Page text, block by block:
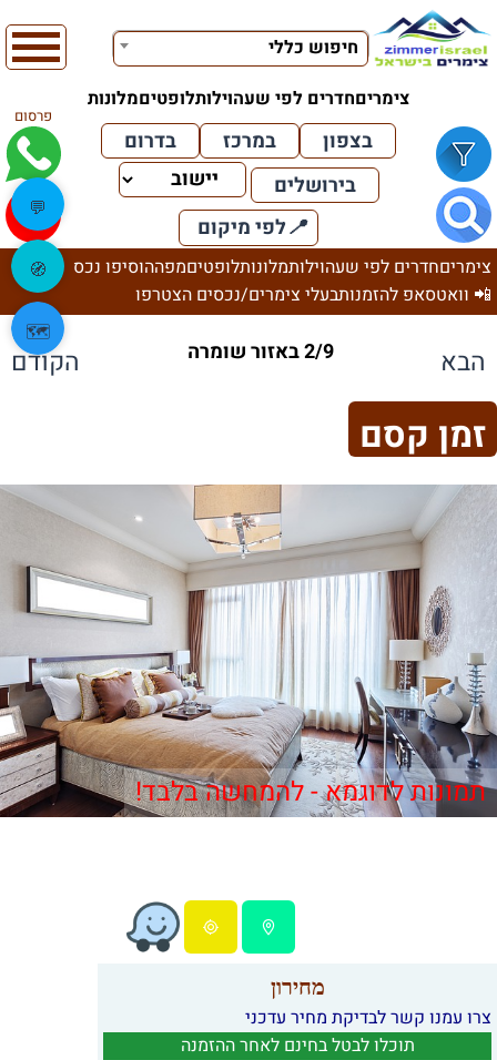
חיפוש כללי
צימריםחדרים לפי שעהוילותלופטיםמלונות
פרסום
בצפון במרכז
בדרום
בירושלים
📍לפי מיקום
צימריםחדרים לפי שעהוילותמלונותלופטיםמפההוסיפו נכס
📲 וואטסאפ להזמנותבעלי צימרים/נכסים הצטרפו
הבא 2/9 באזור שומרה הקודם
זמן קסם
תמונות לדוגמא - להמחשה בלבד!
מחירון
צרו עמנו קשר לבדיקת מחיר עדכני
תוכלו לבטל בחינם לאחר ההזמנה
💬
🧭
🗺️